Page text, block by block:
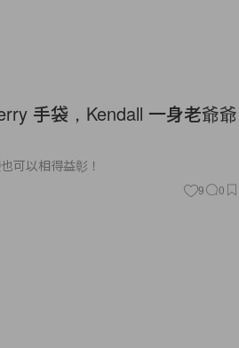
手袋，Kendall 一身老爺爺
可以相得益彰！
9 0